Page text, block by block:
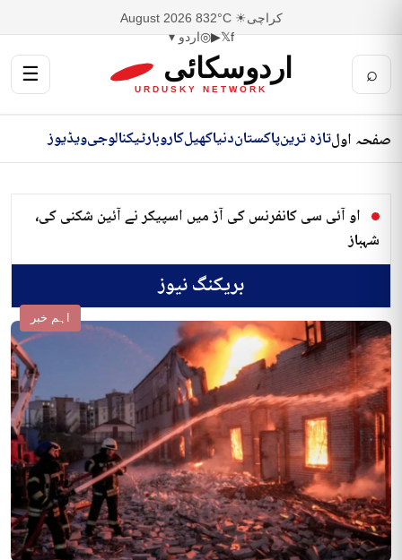
کراچی☀ 32°C
8 August 2026
f
𝕏
▶
◎اردو ▾
⌕ اردوسکائی
URDUSKY NETWORK
☰
صفحہ اولتازہ ترینپاکستاندنیاکھیلکاروبارٹیکنالوجیویڈیوز
او آئی سی کانفرنس کی آڑ میں اسپیکر نے آئین شکنی کی،
شہباز
بریکنگ نیوز
اہم خبر